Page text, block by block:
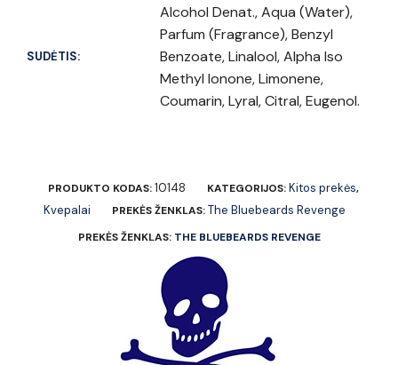
SUDĖTIS:
Alcohol Denat., Aqua (Water),
Parfum (Fragrance), Benzyl
Benzoate, Linalool, Alpha Iso
Methyl Ionone, Limonene,
Coumarin, Lyral, Citral, Eugenol.
PRODUKTO KODAS:10148 KATEGORIJOS:Kitos prekės,
Kvepalai PREKĖS ŽENKLAS:The Bluebeards Revenge
PREKĖS ŽENKLAS: THE BLUEBEARDS REVENGE